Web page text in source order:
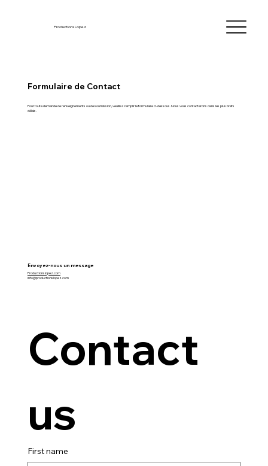
Productions Lopez
Formulaire de Contact
Pour toute demande de renseignements ou de soumission, veuillez remplir le formulaire ci-dessous. Nous vous contacterons dans les plus brefs
délais.
Envoyez-nous un message
Productionslopez.com
info@productionslopez.com
Contact
us
First name